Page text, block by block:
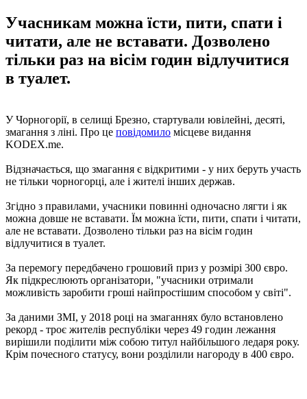
Учасникам можна їсти, пити, спати і
читати, але не вставати. Дозволено
тільки раз на вісім годин відлучитися
в туалет.
У Чорногорії, в селищі Брезно, стартували ювілейні, десяті,
змагання з ліні. Про це повідомило місцеве видання
KODEX.me.
Відзначається, що змагання є відкритими - у них беруть участь
не тільки чорногорці, але і жителі інших держав.
Згідно з правилами, учасники повинні одночасно лягти і як
можна довше не вставати. Їм можна їсти, пити, спати і читати,
але не вставати. Дозволено тільки раз на вісім годин
відлучитися в туалет.
За перемогу передбачено грошовий приз у розмірі 300 євро.
Як підкреслюють організатори, "учасники отримали
можливість заробити гроші найпростішим способом у світі".
За даними ЗМІ, у 2018 році на змаганнях було встановлено
рекорд - троє жителів республіки через 49 годин лежання
вирішили поділити між собою титул найбільшого ледаря року.
Крім почесного статусу, вони розділили нагороду в 400 євро.